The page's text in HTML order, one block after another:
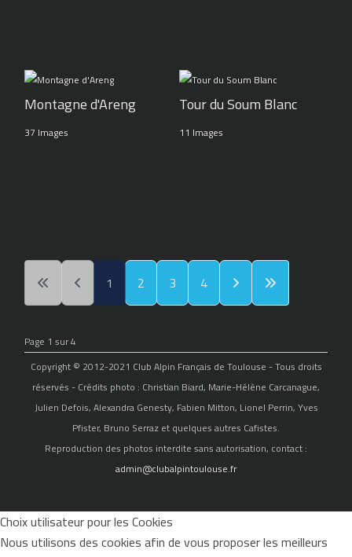
Montagne d'Areng
37 Images
Tour du Soum Blanc
11 Images
1 2 3 4
Page 1 sur 4
Copyright © 2012-2021 Club Alpin Français de Toulouse - Tous droits
réservés - Crédits photo : Christian Biard, Marie-Hélène Carcanague,
Julien Defois, Alexandra Genesty, Fabien Mitton, Lionel Perrin, Yves
Pfister, Bruno Serraz et quelques autres Cafistes.
Reproduction des photos interdite sans autorisation, contact :
admin@clubalpintoulouse.fr
Choix utilisateur pour les Cookies
Nous utilisons des cookies afin de vous proposer les meilleurs